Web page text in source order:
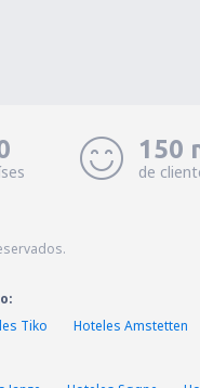
150
de
Tiko Hoteles Amstetten